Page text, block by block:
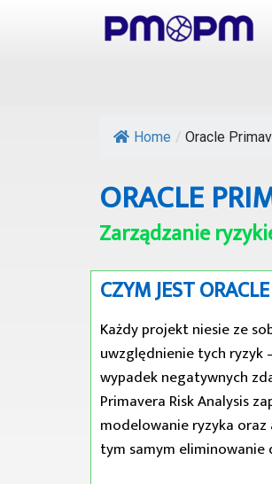
Home / Oracle
ORACLE
Zarządzanie
CZYM JEST
Każdy projekt niesie ze
uwzględnienie tych ryzyk
wypadek negatywnych
Primavera Risk Analysis
modelowanie ryzyka
tym samym